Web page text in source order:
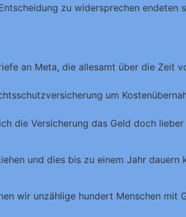
zu widersprechen endeten
an Meta, die allesamt über die Zeit
um
die Versicherung das Geld doch
und dies bis zu einem Jahr
wir unzählige hundert Menschen mit